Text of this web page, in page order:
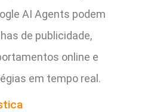
AI Agents podem
de publicidade,
online e
em tempo real.